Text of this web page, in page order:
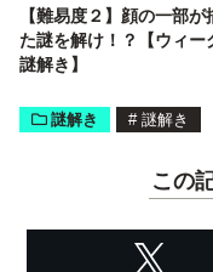
【難易度２】顔の一部が
た謎を解け！？【ウィー
謎解き】
謎解き # 謎解き
この